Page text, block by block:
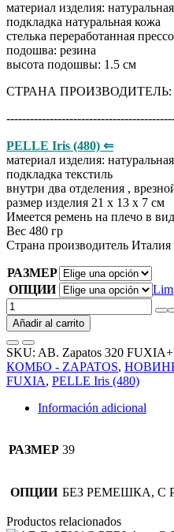
материал изделия:
подкладка натуральная кожа
стелька переработанная
подошва: резина
высота подошвы: 1.5 см
СТРАНА ПРОИЗВОДИТЕЛЬ:
PELLE Iris (480) ⇐
материал изделия:
подкладка текстиль
внутри два отделения ,
размер изделия 21 х 13 х 7 см
Имеется ремень на плечо в
Вес 480 гр
Страна производитель Италия
РАЗМЕР
ОПЦИИ
AB.
Zapatos
320
FUXIA+PELLE
Iris
(480)
АКЦИЯ
cantidad
Añadir al carrito
SKU: AB. Zapatos 320
КОМБО - ZAPATOS,
FUXIA, PELLE Iris (480)
Información adicional
РАЗМЕР 39
ОПЦИИ БЕЗ РЕМЕШКА,
Productos relacionados